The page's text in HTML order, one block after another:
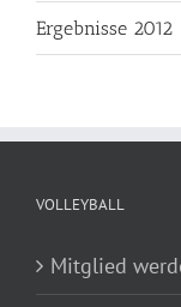
Ergebnisse 2012
VOLLEYBALL
Mitglied